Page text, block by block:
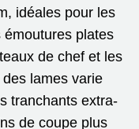
idéales pour les
plates
de chef et les
lames varie
tranchants extra-
de coupe plus